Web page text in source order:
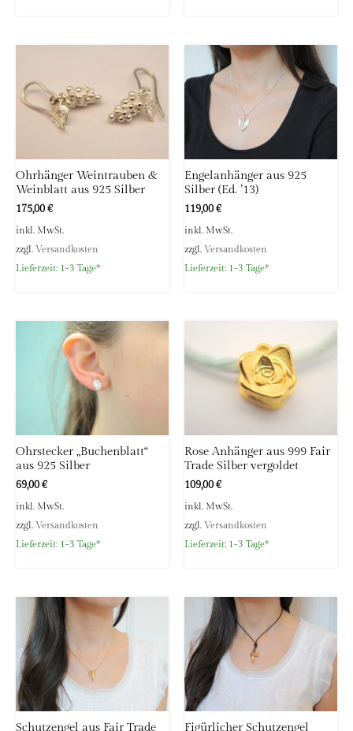
Ohrhänger Weintrauben &
Weinblatt aus 925 Silber
175,00€
inkl. MwSt.
zzgl. Versandkosten
Lieferzeit: 1-3 Tage*
Engelanhänger aus 925
Silber (Ed. ’13)
119,00€
inkl. MwSt.
zzgl. Versandkosten
Lieferzeit: 1-3 Tage*
Ohrstecker „Buchenblatt“
aus 925 Silber
69,00€
inkl. MwSt.
zzgl. Versandkosten
Lieferzeit: 1-3 Tage*
Rose Anhänger aus 999 Fair
Trade Silber vergoldet
109,00€
inkl. MwSt.
zzgl. Versandkosten
Lieferzeit: 1-3 Tage*
Schutzengel aus Fair Trade Figürlicher Schutzengel